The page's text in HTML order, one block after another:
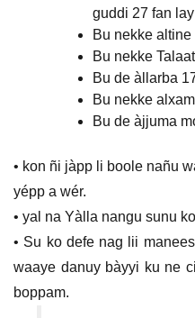
guddi 27 fan
Bu nekke altine
Bu nekke
Bu de àllarba
Bu nekke
Bu de àjjuma
• kon ñi jàpp li boole nañu
yépp a wér.
• yal na Yàlla nangu sunu
• Su ko defe nag lii
waaye danuy bàyyi ku ne
boppam.